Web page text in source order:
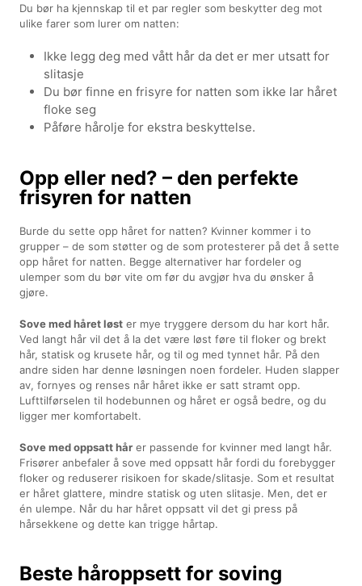
Du bør ha kjennskap til et par regler som beskytter deg mot
ulike farer som lurer om natten:
Ikke legg deg med vått hår da det er mer utsatt for
slitasje
Du bør finne en frisyre for natten som ikke lar håret
floke seg
Påføre hårolje for ekstra beskyttelse.
Opp eller ned? – den perfekte
frisyren for natten
Burde du sette opp håret for natten? Kvinner kommer i to
grupper – de som støtter og de som protesterer på det å sette
opp håret for natten. Begge alternativer har fordeler og
ulemper som du bør vite om før du avgjør hva du ønsker å
gjøre.
Sove med håret løst er mye tryggere dersom du har kort hår.
Ved langt hår vil det å la det være løst føre til floker og brekt
hår, statisk og krusete hår, og til og med tynnet hår. På den
andre siden har denne løsningen noen fordeler. Huden slapper
av, fornyes og renses når håret ikke er satt stramt opp.
Lufttilførselen til hodebunnen og håret er også bedre, og du
ligger mer komfortabelt.
Sove med oppsatt hår er passende for kvinner med langt hår.
Frisører anbefaler å sove med oppsatt hår fordi du forebygger
floker og reduserer risikoen for skade/slitasje. Som et resultat
er håret glattere, mindre statisk og uten slitasje. Men, det er
én ulempe. Når du har håret oppsatt vil det gi press på
hårsekkene og dette kan trigge hårtap.
Beste håroppsett for soving